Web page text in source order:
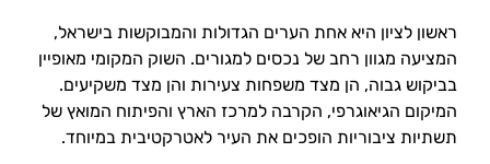
ראשון לציון היא אחת הערים הגדולות והמבוקשות בישראל,
המציעה מגוון רחב של נכסים למגורים. השוק המקומי מאופיין
בביקוש גבוה, הן מצד משפחות צעירות והן מצד משקיעים.
המיקום הגיאוגרפי, הקרבה למרכז הארץ והפיתוח המואץ של
תשתיות ציבוריות הופכים את העיר לאטרקטיבית במיוחד.